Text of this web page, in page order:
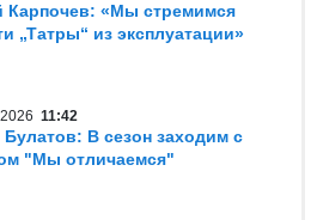
Карпочев: «Мы стремимся
„Татры“ из эксплуатации»
11:42
Булатов: В сезон заходим с
"Мы отличаемся"